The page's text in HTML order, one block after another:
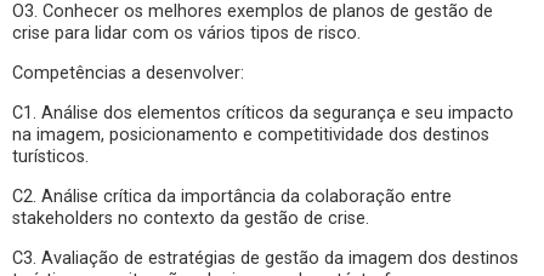
O3. Conhecer os melhores exemplos de planos de gestão de
crise para lidar com os vários tipos de risco.
Competências a desenvolver:
C1. Análise dos elementos críticos da segurança e seu impacto
na imagem, posicionamento e competitividade dos destinos
turísticos.
C2. Análise crítica da importância da colaboração entre
stakeholders no contexto da gestão de crise.
C3. Avaliação de estratégias de gestão da imagem dos destinos